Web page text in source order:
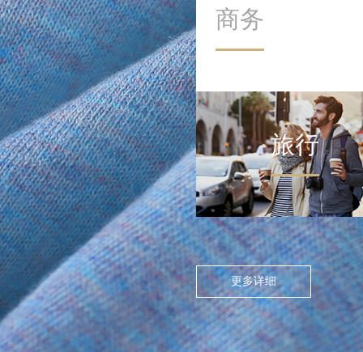
> FLOATING ISLAND IN THE CITY
尘世浮岛
在高度模块化的都市节奏
中，人们渴望在通勤中寻找
呼吸的缝隙。休闲通勤不再
是两点一线的被动移动，而
是通过服装的舒适感与色彩
商务
旅行
更多详细